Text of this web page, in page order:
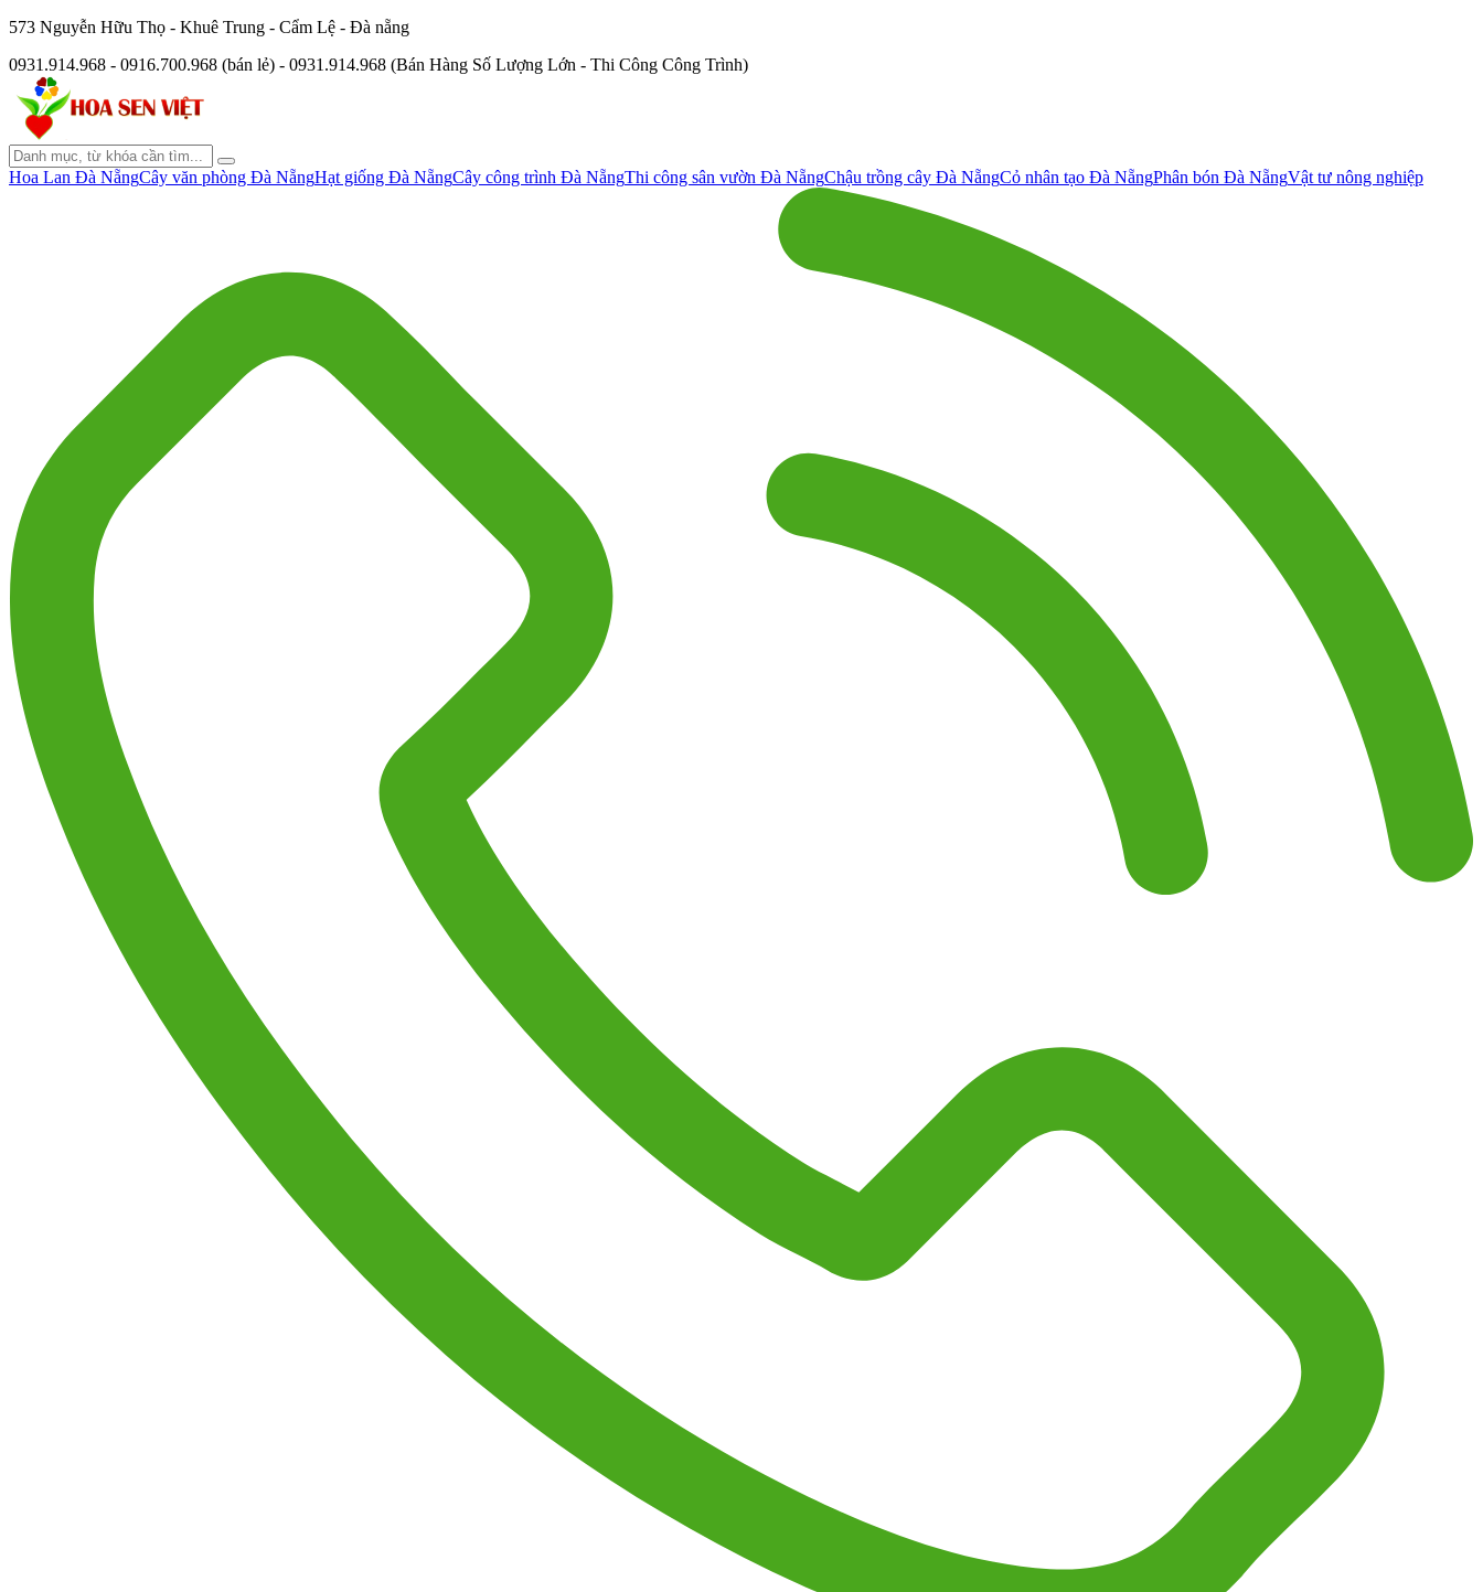
573 Nguyễn Hữu Thọ - Khuê Trung - Cẩm Lệ - Đà nẵng
0931.914.968 - 0916.700.968 (bán lẻ) - 0931.914.968 (Bán Hàng Số Lượng Lớn - Thi Công Công Trình)
Hoa Lan Đà NẵngCây văn phòng Đà NẵngHạt giống Đà NẵngCây công trình Đà NẵngThi công sân vườn Đà NẵngChậu trồng cây Đà NẵngCỏ nhân tạo Đà NẵngPhân bón Đà NẵngVật tư nông nghiệp